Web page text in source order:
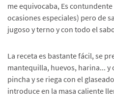
me equivocaba, Es
ocasiones especiales) pero de
jugoso y terno y con todo el
La receta es bastante fácil, se
mantequilla, huevos, harina... y
pincha y se riega con el
introduce en la masa caliente